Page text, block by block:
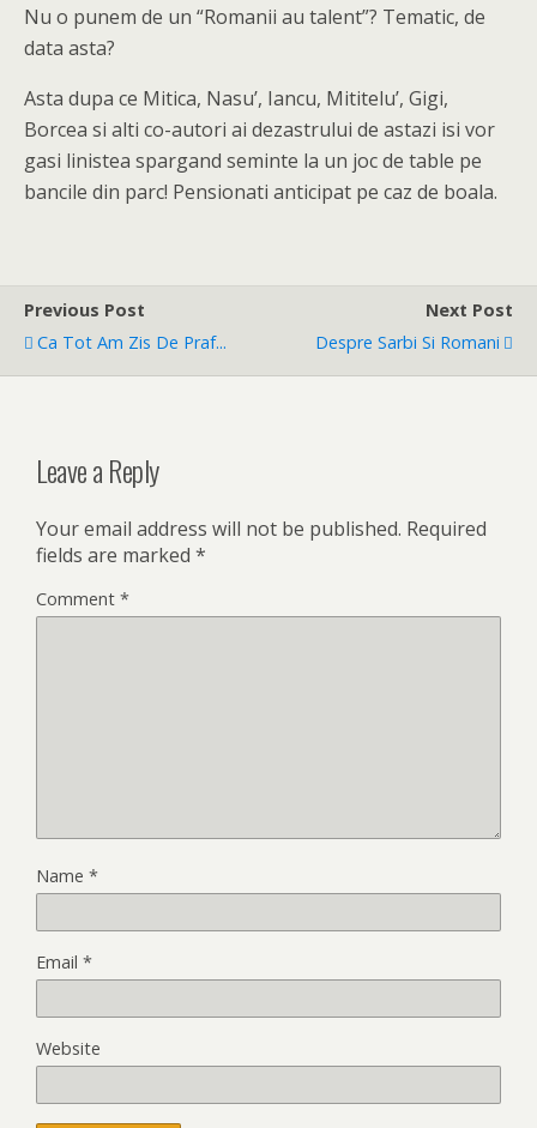
Nu o punem de un “Romanii au talent”? Tematic, de
data asta?
Asta dupa ce Mitica, Nasu’, Iancu, Mititelu’, Gigi,
Borcea si alti co-autori ai dezastrului de astazi isi vor
gasi linistea spargand seminte la un joc de table pe
bancile din parc! Pensionati anticipat pe caz de boala.
Previous Post
Ca Tot Am Zis De Praf...
Next Post
Despre Sarbi Si Romani
Leave a Reply
Your email address will not be published. Required
fields are marked *
Comment *
Name *
Email *
Website